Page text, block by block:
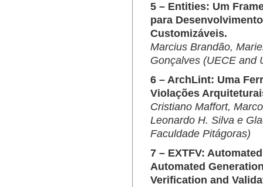
5 – Entities: Um
para
Customizáveis.
Marcius Brandão,
Gonçalves (UECE and
6 – ArchLint: Uma
Violações
Cristiano Maffort,
Leonardo H. Silva e
Faculdade Pitágoras)
7 – EXTFV:
Automated
Verification and